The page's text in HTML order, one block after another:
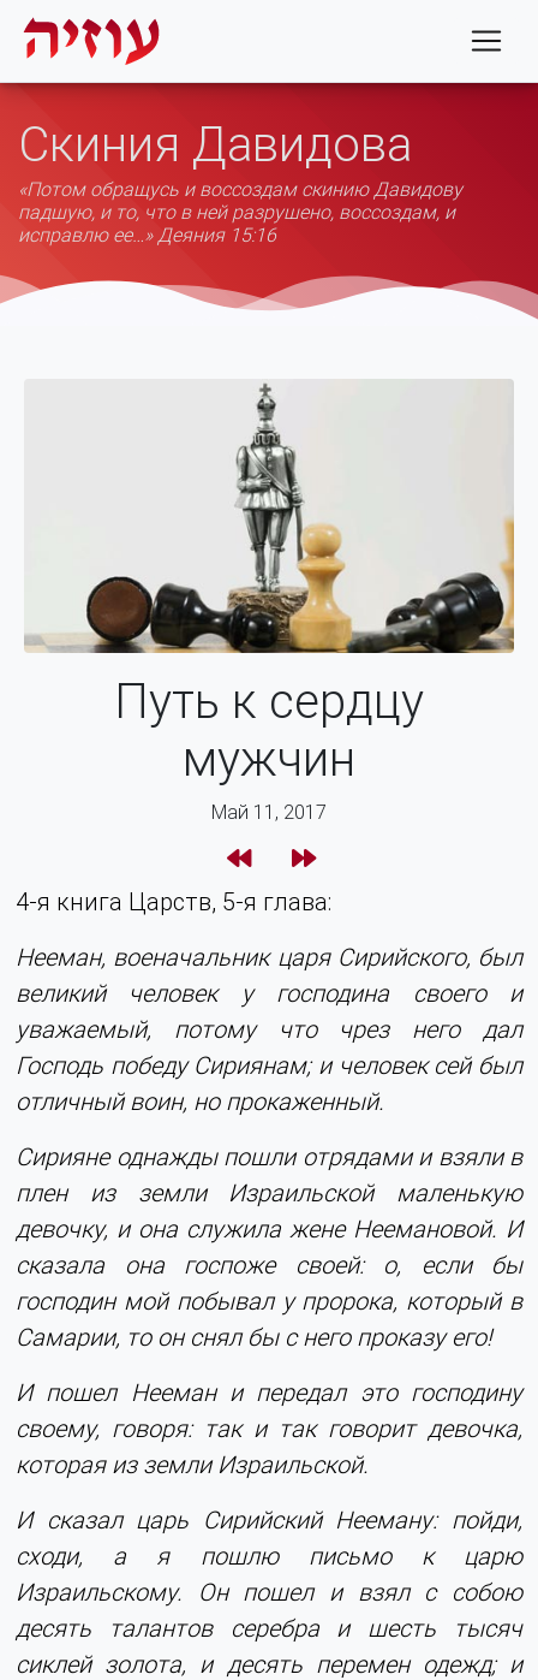
Скиния Давидова
«Потом обращусь и воссоздам скинию Давидову
падшую, и то, что в ней разрушено, воссоздам, и
исправлю ее…» Деяния 15:16
Путь к сердцу
мужчин
Май 11, 2017
4-я книга Царств, 5-я глава:
Нееман, военачальник царя Сирийского, был
великий человек у господина своего и
уважаемый, потому что чрез него дал
Господь победу Сириянам; и человек сей был
отличный воин, но прокаженный.
Сирияне однажды пошли отрядами и взяли в
плен из земли Израильской маленькую
девочку, и она служила жене Неемановой. И
сказала она госпоже своей: о, если бы
господин мой побывал у пророка, который в
Самарии, то он снял бы с него проказу его!
И пошел Нееман и передал это господину
своему, говоря: так и так говорит девочка,
которая из земли Израильской.
И сказал царь Сирийский Нееману: пойди,
сходи, а я пошлю письмо к царю
Израильскому. Он пошел и взял с собою
десять талантов серебра и шесть тысяч
сиклей золота, и десять перемен одежд; и